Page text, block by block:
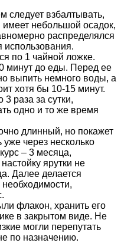
следует взбалтывать,
имеет небольшой осадок,
распределялся
по 1 чайной ложке.
минут до еды. Перед ее
выпить немного воды, а
хотя бы 10-15 минут.
раза за сутки,
одно и то же время
длинный, но покажет
через несколько
– 3 месяца,
ярутки не
Далее делается
флакон, хранить его
в закрытом виде. Не
могли перепутать
по назначению.